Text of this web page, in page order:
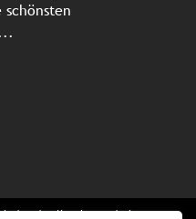
mit allen bretonischen